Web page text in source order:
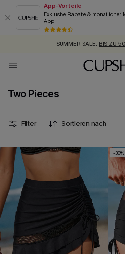
App-Vorteile
Exklusive Rabatte & monatlicher
App
GRATIS MASSBAND MIT JEDEM
SUMMER SALE: BIS ZU
ZUM NEWSLETTER:BIS ZU -20%
KOSTENLOSER
Two Pieces
Filter Sortieren nach
-30%